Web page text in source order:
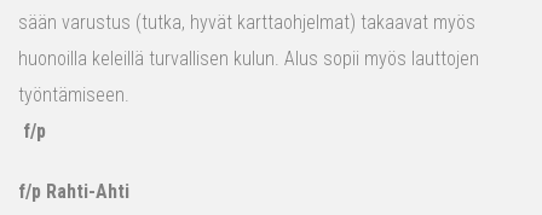
sään varustus (tutka, hyvät karttaohjelmat) takaavat myös
huonoilla keleillä turvallisen kulun. Alus sopii myös lauttojen
työntämiseen.
f/p
f/p Rahti-Ahti